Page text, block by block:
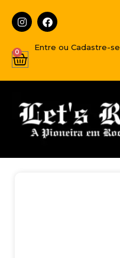
Entre ou Cadastre-se
0